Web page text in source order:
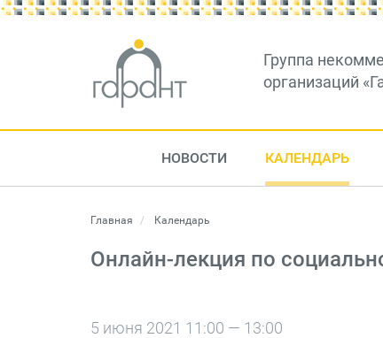
Группа
организаций
НОВОСТИ КАЛЕНДАРЬ
Главная Календарь
Онлайн-лекция по
5 июня 2021 11:00 — 13:00